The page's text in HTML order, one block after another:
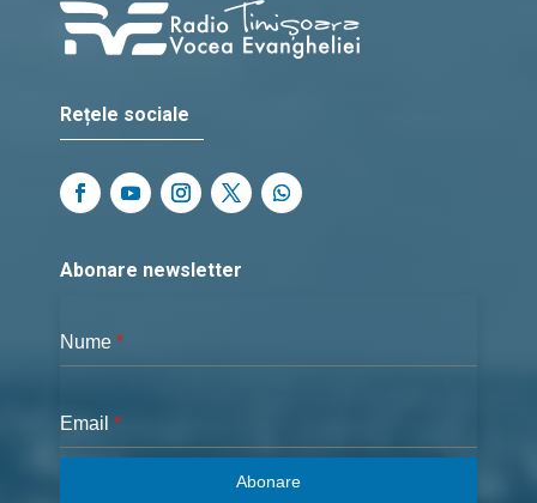
Rețele sociale
Abonare newsletter
Nume *
Email *
Abonare